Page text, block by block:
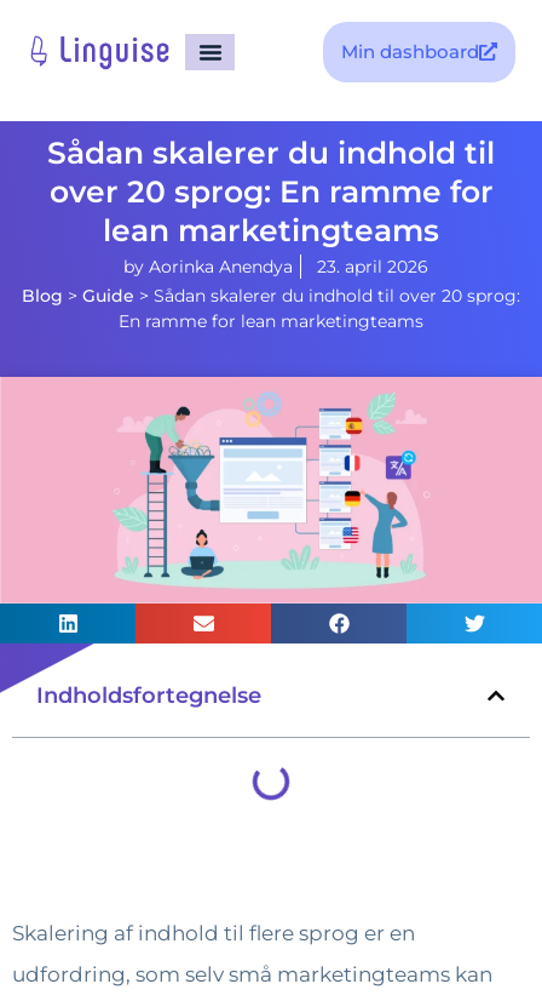
Min dashboard
Sådan skalerer du indhold til
over 20 sprog: En ramme for
lean marketingteams
by Aorinka Anendya
23. april 2026
Blog > Guide > Sådan skalerer du indhold til over 20 sprog:
En ramme for lean marketingteams
Indholdsfortegnelse
Skalering af indhold til flere sprog er en
udfordring, som selv små marketingteams kan